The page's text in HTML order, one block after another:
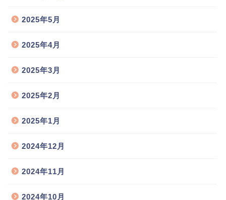
2025年5月
2025年4月
2025年3月
2025年2月
2025年1月
2024年12月
2024年11月
2024年10月